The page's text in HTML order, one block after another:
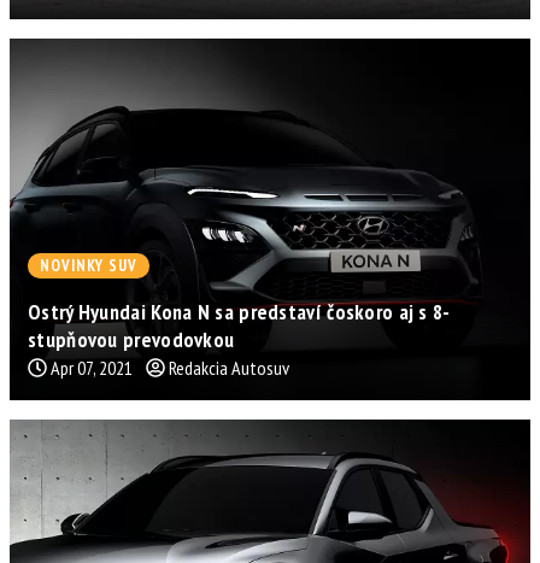
NOVINKY SUV
Ostrý Hyundai Kona N sa predstaví čoskoro aj s 8-
stupňovou prevodovkou
Apr 07, 2021 Redakcia Autosuv